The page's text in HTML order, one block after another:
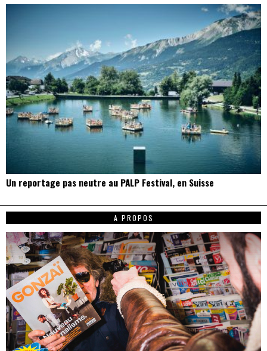
Un reportage pas neutre au PALP Festival, en Suisse
A PROPOS